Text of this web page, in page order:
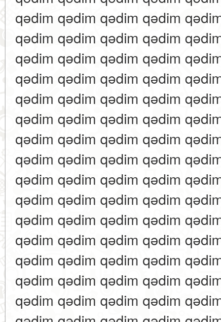
qədim qədim qədim qədim
qədim qədim qədim qədim
qədim qədim qədim qədim
qədim qədim qədim qədim
qədim qədim qədim qədim
qədim qədim qədim qədim
qədim qədim qədim qədim
qədim qədim qədim qədim
qədim qədim qədim qədim
qədim qədim qədim qədim
qədim qədim qədim qədim
qədim qədim qədim qədim
qədim qədim qədim qədim
qədim qədim qədim qədim
qədim qədim qədim qədim